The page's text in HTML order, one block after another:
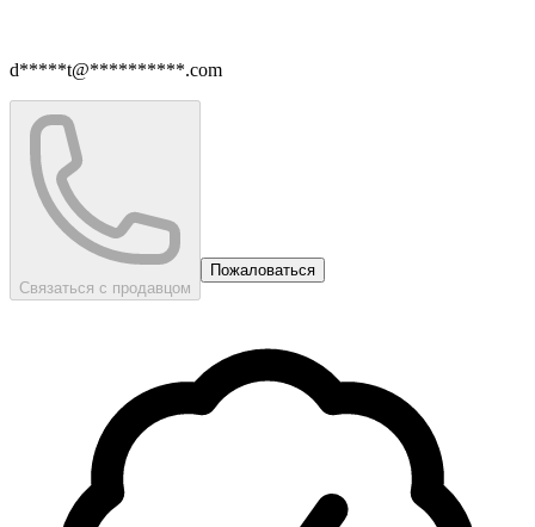
d*****t@**********.com
Связаться с продавцом
Пожаловаться